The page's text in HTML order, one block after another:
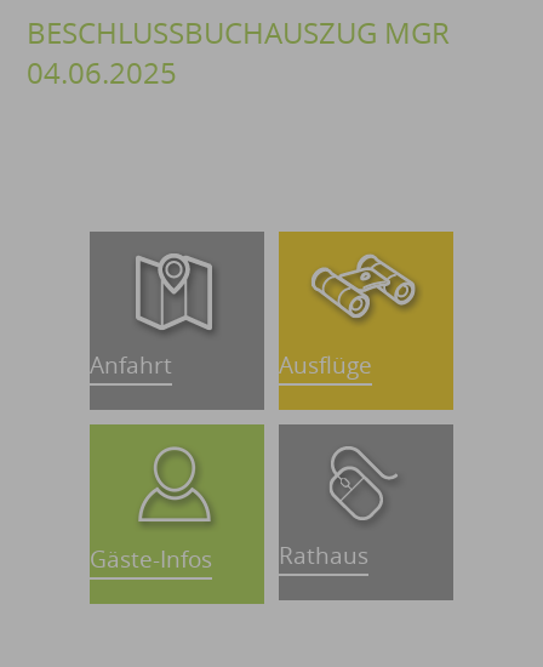
BESCHLUSSBUCHAUSZUG MGR
04.06.2025
Anfahrt Ausflüge
Gäste-Infos Rathaus